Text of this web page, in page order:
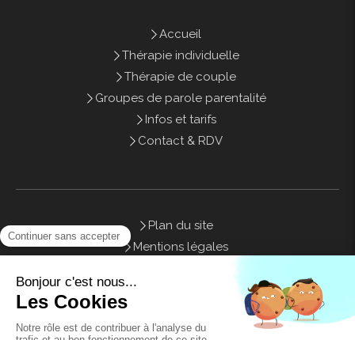
Accueil
Thérapie individuelle
Thérapie de couple
Groupes de parole parentalité
Infos et tarifs
Contact & RDV
Plan du site
Mentions légales